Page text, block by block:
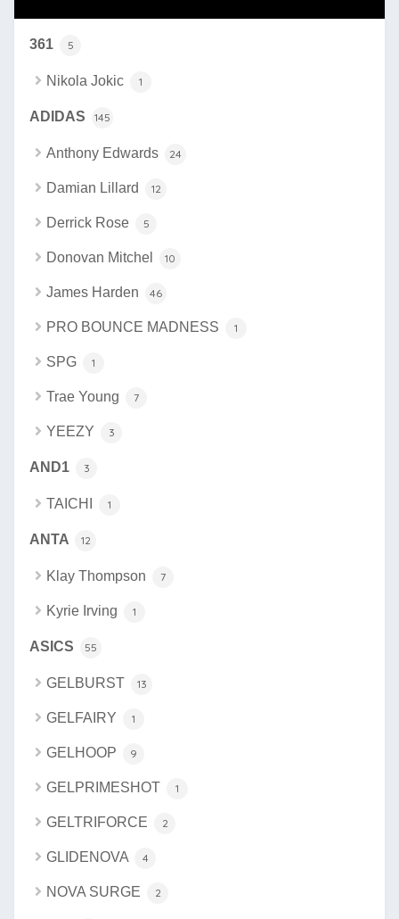
361 5
Nikola Jokic 1
ADIDAS 145
Anthony Edwards 24
Damian Lillard 12
Derrick Rose 5
Donovan Mitchel 10
James Harden 46
PRO BOUNCE MADNESS 1
SPG 1
Trae Young 7
YEEZY 3
AND1 3
TAICHI 1
ANTA 12
Klay Thompson 7
Kyrie Irving 1
ASICS 55
GELBURST 13
GELFAIRY 1
GELHOOP 9
GELPRIMESHOT 1
GELTRIFORCE 2
GLIDENOVA 4
NOVA SURGE 2